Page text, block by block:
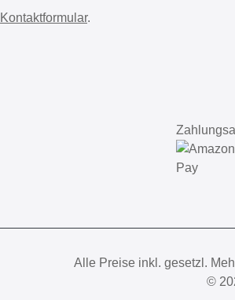
Kontaktformular.
Alle Preise inkl. gesetzl.
©